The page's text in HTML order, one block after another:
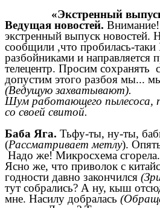
«Экстренный
Ведущая новостей.
экстренный выпуск новостей.
сообщили ,что пробилась-
разбойниками и направляется
телецентр. Просим сохранять
допустим этого разбоя мы...
(Ведущую захватывают).
Шум работающего пылесоса,
со своей свитой.
Баба Яга. Тьфу-ты, ну-ты,
(Рассматривает метлу).
Надо же! Микросхема
Ясно же, что приволок с
годности давно закончился
тут собрались? А ну, кыш
мне. Насилу добралась